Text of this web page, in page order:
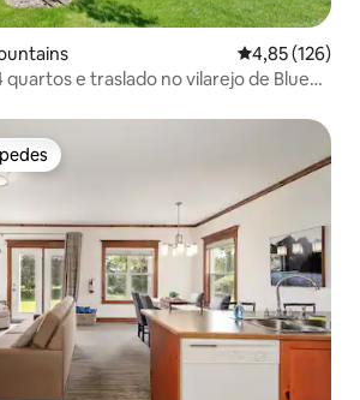
4,85 de uma
4,85 (126)
e traslado no vilarejo de Blue